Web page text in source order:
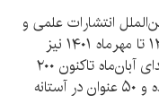
انتشارات علمی و
فرهنگی، تعداد ۹۰۰ عنوان کتاب، ازسال ۱۳۹۸ تا مهرماه ۱۴۰۱ نیز
پیش‌تر بارگذاری شده بود؛ علاوه‌براین از ابتدای آبان‌ماه تاکنون ۲۰۰
عنوان کتاب در پلتفرم «فیدیبو» منتشر شده و ۵۰ عنوان در آستانه